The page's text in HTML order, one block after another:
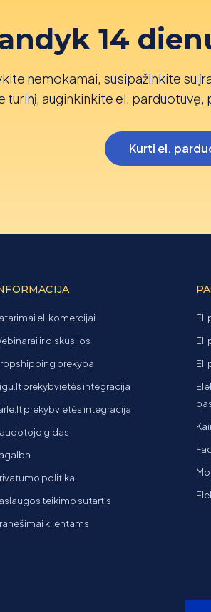
14
nemokamai, susipažinkite su
turinį, auginkinkite el.
Kurti el.
el. komercijai
ir diskusijos
prekyba
prekybvietės integracija
prekybvietės integracija
gidas
politika
teikimo sutartis
klientams
El.
El.
El.